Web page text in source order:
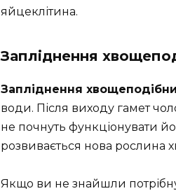
яйцеклітина.
Запліднення
Запліднення
води. Після виходу гамет
не почнуть функціонувати
розвивається нова рослина
Якщо ви не знайшли